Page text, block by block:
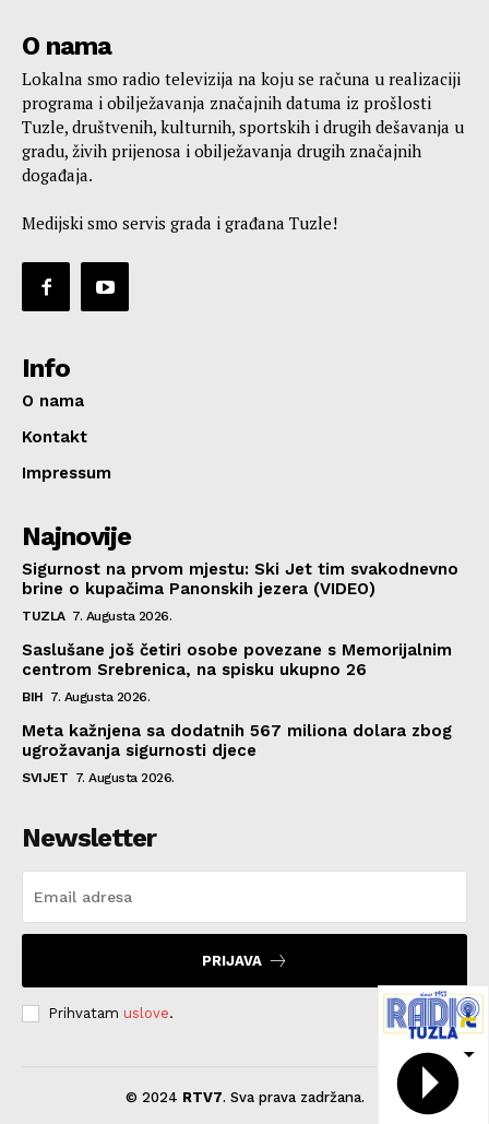
O nama
Lokalna smo radio televizija na koju se računa u realizaciji
programa i obilježavanja značajnih datuma iz prošlosti
Tuzle, društvenih, kulturnih, sportskih i drugih dešavanja u
gradu, živih prijenosa i obilježavanja drugih značajnih
događaja.
Medijski smo servis grada i građana Tuzle!
Info
O nama
Kontakt
Impressum
Najnovije
Sigurnost na prvom mjestu: Ski Jet tim svakodnevno
brine o kupačima Panonskih jezera (VIDEO)
TUZLA 7. Augusta 2026.
Saslušane još četiri osobe povezane s Memorijalnim
centrom Srebrenica, na spisku ukupno 26
BIH 7. Augusta 2026.
Meta kažnjena sa dodatnih 567 miliona dolara zbog
ugrožavanja sigurnosti djece
SVIJET 7. Augusta 2026.
Newsletter
PRIJAVA
Prihvatam uslove.
© 2024 RTV7. Sva prava zadržana.